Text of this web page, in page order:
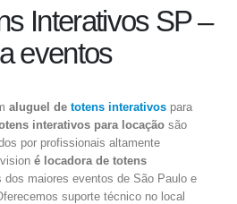
Interativos SP –
eventos
aluguel de totens interativos para
interativos para locação são
por profissionais altamente
é locadora de totens
dos maiores eventos de São Paulo e
suporte técnico no local